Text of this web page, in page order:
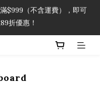
$999（不含運費），即可
折優惠！
折優惠！
購物車查看更多折扣！
$999（不含運費），即可